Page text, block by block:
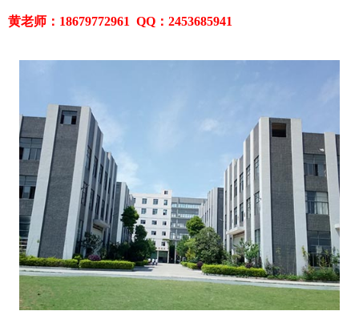
黄老师：18679772961 QQ：2453685941